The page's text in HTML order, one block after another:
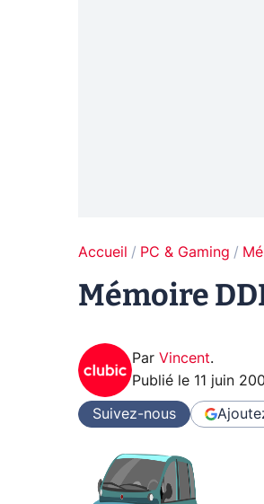
Accueil PC & Gaming
Mémoire
Par Vincent.
Publié le 11 juin
Suivez-nous